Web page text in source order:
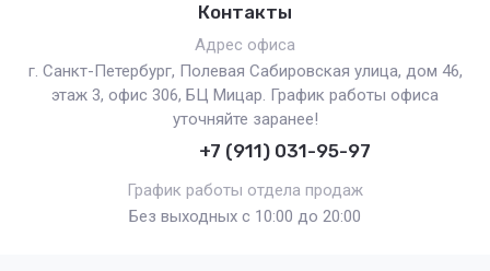
Контакты
Адрес офиса
г. Санкт-Петербург, Полевая Сабировская улица, дом 46,
этаж 3, офис 306, БЦ Мицар. График работы офиса
уточняйте заранее!
+7 (911) 031-95-97
График работы отдела продаж
Без выходных с 10:00 до 20:00